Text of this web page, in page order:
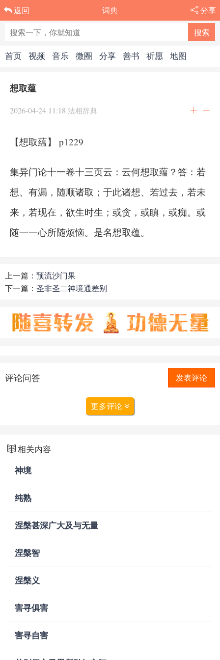
返回 词典 分享
首页 视频 音乐 微圈 分享 善书 祈愿 地图
想取蕴
2026-04-24 11:18 法相辞典
【想取蕴】 p1229
集异门论十一卷十三页云：云何想取蕴？答：若
想、有漏，随顺诸取；于此诸想、若过去，若未
来，若现在，欲生时生；或贪，或瞋，或痴。或
随一一心所随烦恼。是名想取蕴。
上一篇： 预流沙门果
下一篇： 圣非圣二神境通差别
评论问答 发表评论
更多评论
相关内容
神境
纯熟
涅槃甚深广大及与无量
涅槃智
涅槃义
害寻俱害
害寻自害